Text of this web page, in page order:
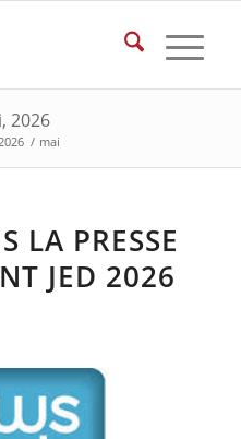
2026
/ mai
LA PRESSE
JED 2026